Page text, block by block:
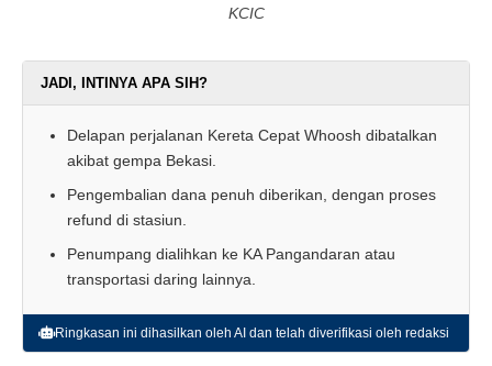
KCIC
JADI, INTINYA APA SIH?
Delapan perjalanan Kereta Cepat Whoosh dibatalkan
akibat gempa Bekasi.
Pengembalian dana penuh diberikan, dengan proses
refund di stasiun.
Penumpang dialihkan ke KA Pangandaran atau
transportasi daring lainnya.
Ringkasan ini dihasilkan oleh AI dan telah diverifikasi oleh redaksi